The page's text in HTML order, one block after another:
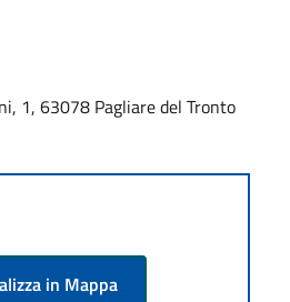
1, 63078 Pagliare del Tronto
in Mappa